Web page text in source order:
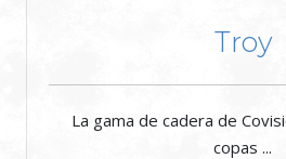
Troy
La gama de cadera de
copas ...